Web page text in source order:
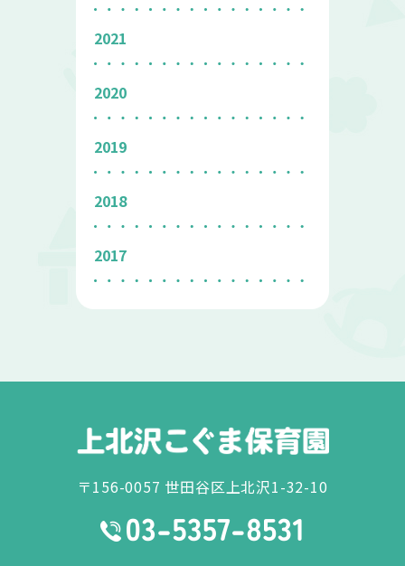
2021
2020
2019
2018
2017
〒156-0057 世田谷区上北沢1-32-10